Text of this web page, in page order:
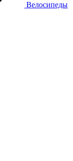
Велосипеды